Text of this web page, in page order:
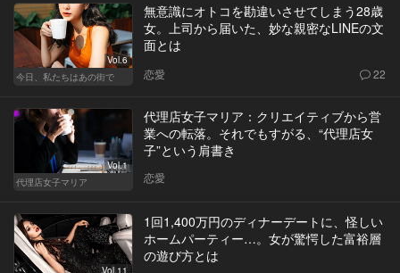
Vol.6
今日、私たちはあの街で
無意識にオトコを勘違いさせてしまう28歳
女。上司から届いた、妙な親密なLINEの文
面とは
恋愛 22
Vol.1
代理店女子マリア
代理店女子マリア：クリエイティブから営
業への転落。それでもすがる、“代理店女
子”という肩書き
恋愛
Vol.11
1回1,400万円のディナーデートに、怪しい
ホームパーティー…。女が驚愕した富裕層
の遊び方とは